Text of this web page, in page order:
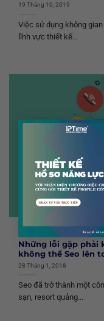
19 Tháng 10, 2019
Việc sử dụng không
lĩnh vực thiết kế...
Những lỗi gặp phải
không thể Seo lên
28 Tháng 1, 2018
Seo đã trở thành một
sạn, resort quảng...